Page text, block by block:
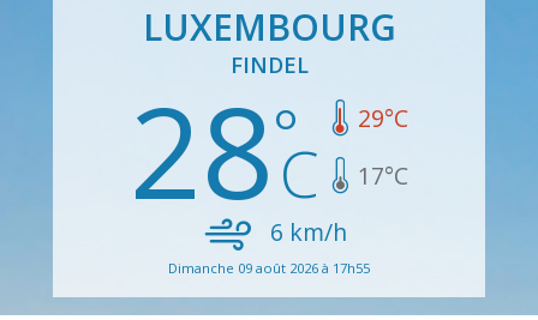
LUXEMBOURG
FINDEL
28 29°C
17°C
6 km/h
Dimanche 09 août 2026 à 17h55